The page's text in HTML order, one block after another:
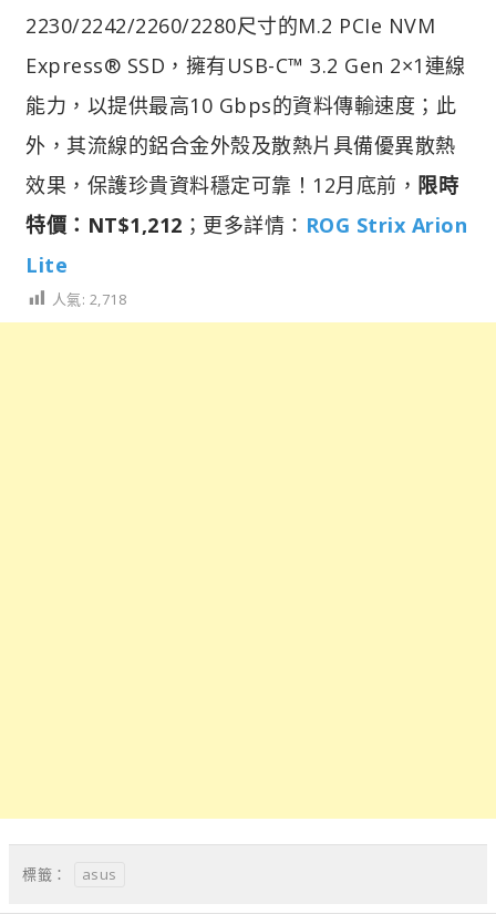
2230/2242/2260/2280尺寸的M.2 PCIe NVM
Express® SSD，擁有USB-C™ 3.2 Gen 2×1連線
能力，以提供最高10 Gbps的資料傳輸速度；此
外，其流線的鋁合金外殼及散熱片具備優異散熱
效果，保護珍貴資料穩定可靠！12月底前， 限時
特價：NT$1,212 ；更多詳情： ROG Strix Arion
Lite
人氣: 2,718
標籤： asus